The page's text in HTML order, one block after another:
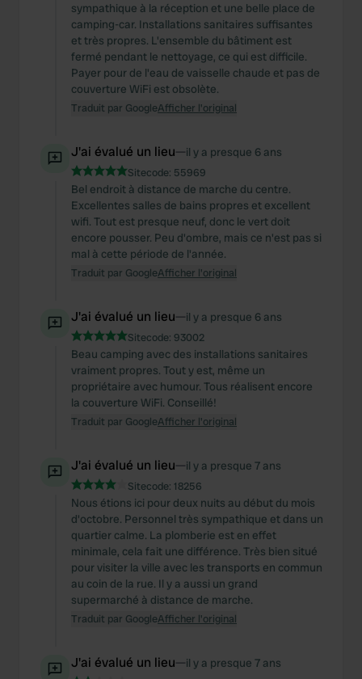
sympathique à la réception et une belle place de
camping-car. Installations sanitaires suffisantes
et très propres. L'ensemble du bâtiment est
fermé pendant le nettoyage, ce qui est difficile.
Payer pour de l'eau de vaisselle chaude et pas de
couverture WiFi est obsolète.
Traduit par GoogleAfficher l'original
J'ai évalué un lieu—il y a presque 6 ans
Sitecode: 55969
Bel endroit à distance de marche du centre.
Excellentes salles de bains propres et excellent
wifi. Tout est presque neuf, donc le vert doit
encore pousser. Peu d'ombre, mais ce n'est pas si
mal à cette période de l'année.
Traduit par GoogleAfficher l'original
J'ai évalué un lieu—il y a presque 6 ans
Sitecode: 93002
Beau camping avec des installations sanitaires
vraiment propres. Tout y est, même un
propriétaire avec humour. Tous réalisent encore
la couverture WiFi. Conseillé!
Traduit par GoogleAfficher l'original
J'ai évalué un lieu—il y a presque 7 ans
Sitecode: 18256
Nous étions ici pour deux nuits au début du mois
d'octobre. Personnel très sympathique et dans un
quartier calme. La plomberie est en effet
minimale, cela fait une différence. Très bien situé
pour visiter la ville avec les transports en commun
au coin de la rue. Il y a aussi un grand
supermarché à distance de marche.
Traduit par GoogleAfficher l'original
J'ai évalué un lieu—il y a presque 7 ans